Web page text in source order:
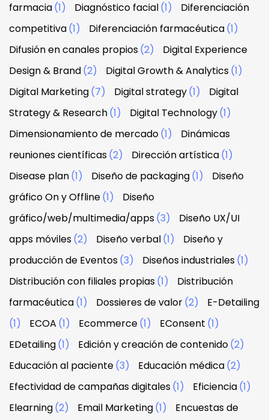
farmacia(1) Diagnóstico facial(1)
Diferenciación
competitiva(1) Diferenciación farmacéutica(1)
Difusión en canales propios(2)
Digital Experience
Design & Brand(2) Digital Growth & Analytics(1)
Digital Marketing(7) Digital strategy(1)
Digital
Strategy & Research(1) Digital Technology(1)
Dimensionamiento de mercado(1)
Dinámicas
reuniones científicas(2) Dirección artística(1)
Disease plan(1) Diseño de packaging(1)
Diseño
gráfico On y Offline(1)
Diseño
gráfico/web/multimedia/apps(3)
Diseño UX/UI
apps móviles(2) Diseño verbal(1)
Diseño y
producción de Eventos(3) Diseños industriales(1)
Distribución con filiales propias(1)
Distribución
farmacéutica(1) Dossieres de valor(2)
E-Detailing
(1)
ECOA (1) Ecommerce(1) EConsent (1)
EDetailing(1) Edición y creación de contenido(2)
Educación al paciente(3) Educación médica(2)
Efectividad de campañas digitales(1) Eficiencia(1)
Elearning(2) Email Marketing(1)
Encuestas de